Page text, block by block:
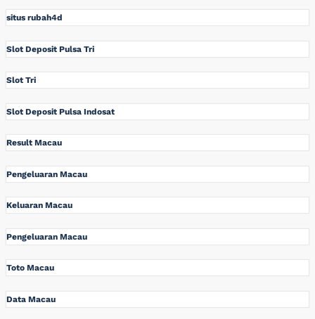
situs rubah4d
Slot Deposit Pulsa Tri
Slot Tri
Slot Deposit Pulsa Indosat
Result Macau
Pengeluaran Macau
Keluaran Macau
Pengeluaran Macau
Toto Macau
Data Macau